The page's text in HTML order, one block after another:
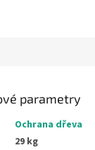
parametry
Ochrana dřeva
29 kg